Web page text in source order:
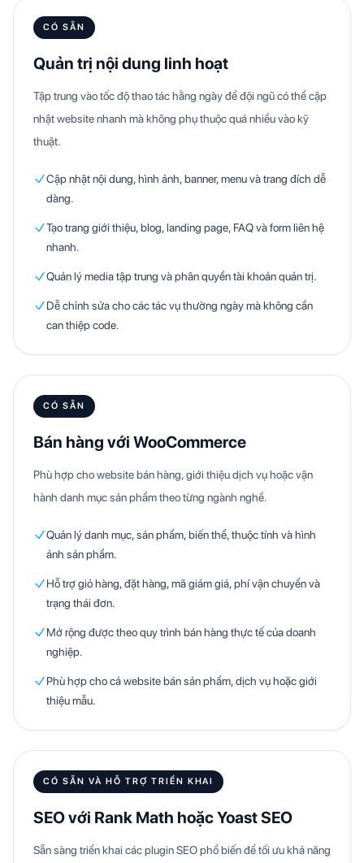
CÓ SẴN
Quản trị nội dung linh hoạt
Tập trung vào tốc độ thao tác hằng ngày để đội ngũ có thể cập
nhật website nhanh mà không phụ thuộc quá nhiều vào kỹ
thuật.
Cập nhật nội dung, hình ảnh, banner, menu và trang đích dễ
dàng.
Tạo trang giới thiệu, blog, landing page, FAQ và form liên hệ
nhanh.
Quản lý media tập trung và phân quyền tài khoản quản trị.
Dễ chỉnh sửa cho các tác vụ thường ngày mà không cần
can thiệp code.
CÓ SẴN
Bán hàng với WooCommerce
Phù hợp cho website bán hàng, giới thiệu dịch vụ hoặc vận
hành danh mục sản phẩm theo từng ngành nghề.
Quản lý danh mục, sản phẩm, biến thể, thuộc tính và hình
ảnh sản phẩm.
Hỗ trợ giỏ hàng, đặt hàng, mã giảm giá, phí vận chuyển và
trạng thái đơn.
Mở rộng được theo quy trình bán hàng thực tế của doanh
nghiệp.
Phù hợp cho cả website bán sản phẩm, dịch vụ hoặc giới
thiệu mẫu.
CÓ SẴN VÀ HỖ TRỢ TRIỂN KHAI
SEO với Rank Math hoặc Yoast SEO
Sẵn sàng triển khai các plugin SEO phổ biến để tối ưu khả năng